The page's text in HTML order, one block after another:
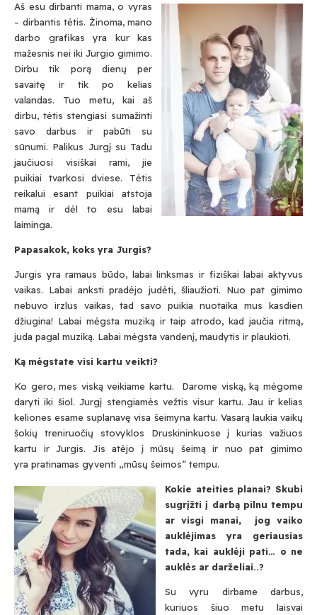
Aš esu dirbanti mama, o vyras
– dirbantis tėtis. Žinoma, mano
darbo grafikas yra kur kas
mažesnis nei iki Jurgio gimimo.
Dirbu tik porą dienų per
savaitę ir tik po kelias
valandas. Tuo metu, kai aš
dirbu, tėtis stengiasi sumažinti
savo darbus ir pabūti su
sūnumi. Palikus Jurgį su Tadu
jaučiuosi visiškai rami, jie
puikiai tvarkosi dviese. Tėtis
reikalui esant puikiai atstoja
mamą ir dėl to esu labai
laiminga.
Papasakok, koks yra Jurgis?
Jurgis yra ramaus būdo, labai linksmas ir fiziškai labai aktyvus
vaikas. Labai anksti pradėjo judėti, šliaužioti. Nuo pat gimimo
nebuvo irzlus vaikas, tad savo puikia nuotaika mus kasdien
džiugina! Labai mėgsta muziką ir taip atrodo, kad jaučia ritmą,
juda pagal muziką. Labai mėgsta vandenį, maudytis ir plaukioti.
Ką mėgstate visi kartu veikti?
Ko gero, mes viską veikiame kartu. Darome viską, ką mėgome
daryti iki šiol. Jurgį stengiamės vežtis visur kartu. Jau ir kelias
keliones esame suplanavę visa šeimyna kartu. Vasarą laukia vaikų
šokių treniruočių stovyklos Druskininkuose į kurias važiuos
kartu ir Jurgis. Jis atėjo į mūsų šeimą ir nuo pat gimimo
yra pratinamas gyventi „mūsų šeimos” tempu.
Kokie ateities planai? Skubi
sugrįžti į darbą pilnu tempu
ar visgi manai, jog vaiko
auklėjimas yra geriausias
tada, kai auklėji pati… o ne
auklės ar darželiai..?
Su vyru dirbame darbus,
kuriuos šiuo metu laisvai